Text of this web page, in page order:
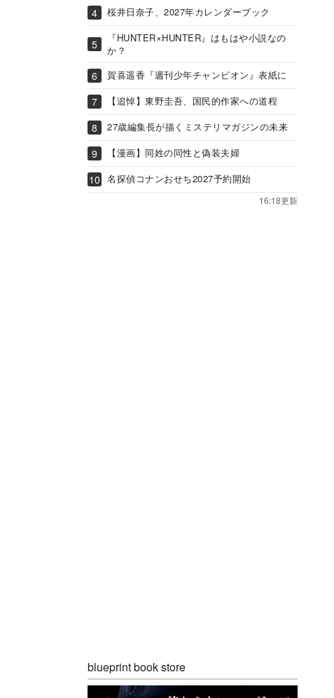
桜井日奈子、2027年カレンダーブック
『HUNTER×HUNTER』はもはや小説なの
か？
賀喜遥香『週刊少年チャンピオン』表紙に
【追悼】東野圭吾、国民的作家への道程
27歳編集長が描くミステリマガジンの未来
【漫画】同姓の同性と偽装夫婦
名探偵コナンおせち2027予約開始
16:18更新
blueprint book store